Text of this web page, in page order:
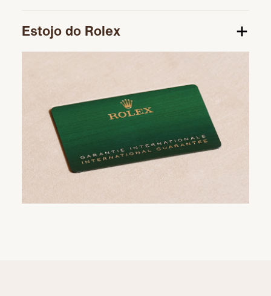
Estojo do Rolex